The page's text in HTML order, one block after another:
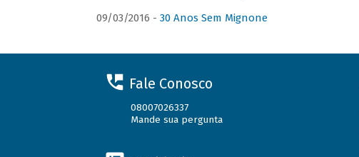
09/03/2016 - 30 Anos Sem Mignone
Fale Conosco
08007026337
Mande sua pergunta